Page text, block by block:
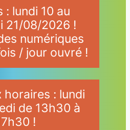
: lundi 10 au
21/08/2026 !
numériques
/ jour ouvré !
horaires : lundi
de 13h30 à
!